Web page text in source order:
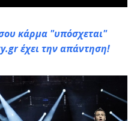
κάρμα "υπόσχεται"
έχει την απάντηση!